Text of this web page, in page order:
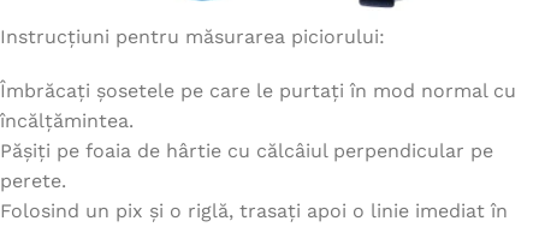
Instrucțiuni pentru măsurarea piciorului:
Îmbrăcați șosetele pe care le purtați în mod normal cu
încălțămintea.
Pășiți pe foaia de hârtie cu călcâiul perpendicular pe
perete.
Folosind un pix și o riglă, trasați apoi o linie imediat în